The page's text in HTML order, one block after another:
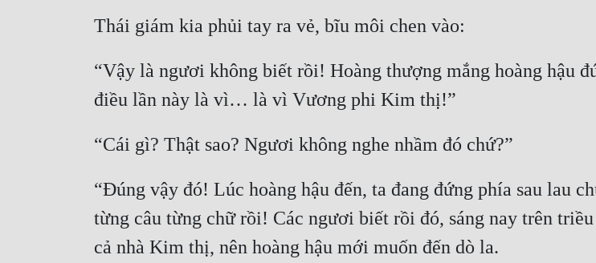
Thái giám kia phủi tay ra vẻ, bĩu môi chen vào:
“Vậy là ngươi không biết rồi! Hoàng thượng mắng hoàng hậu
điều lần này là vì… là vì Vương phi Kim thị!”
“Cái gì? Thật sao? Ngươi không nghe nhầm đó chứ?”
“Đúng vậy đó! Lúc hoàng hậu đến, ta đang đứng phía sau lau
từng câu từng chữ rồi! Các ngươi biết rồi đó, sáng nay trên
cả nhà Kim thị, nên hoàng hậu mới muốn đến dò la.